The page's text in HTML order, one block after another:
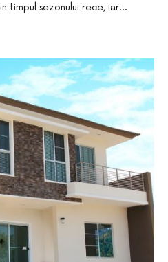
timpul sezonului rece, iar…